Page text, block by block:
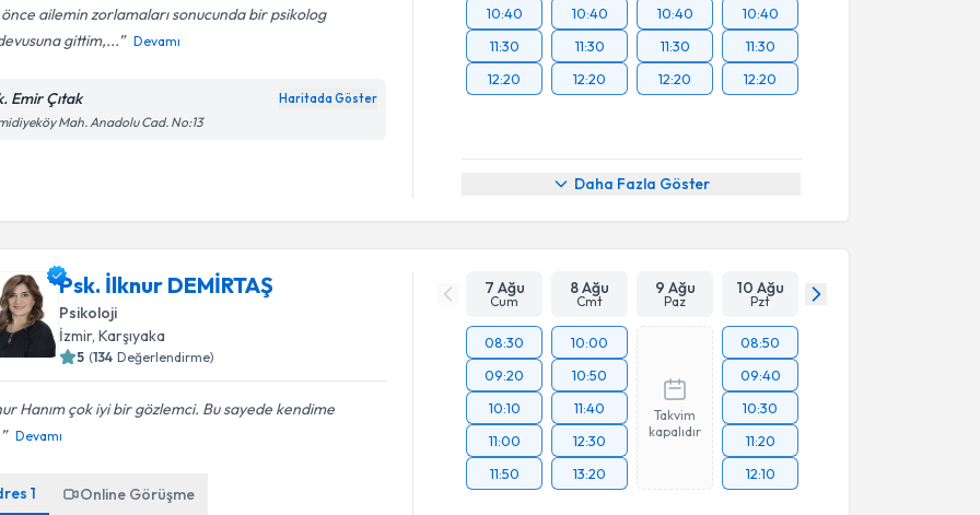
ailemin zorlamaları sonucunda bir psikolog
gittim,...
Devamı
Emir Çıtak Haritada Göster
Mah. Anadolu Cad. No:13
10:40
11:30
12:20
10:40
11:30
12:20
10:40
11:30
12:20
10:40
11:30
12:20
Daha Fazla Göster
Psk. İlknur DEMİRTAŞ
Psikoloji
İzmir, Karşıyaka
5 (134 Değerlendirme)
Hanım çok iyi bir gözlemci. Bu sayede kendime
Devamı
1 Online Görüşme
7 Ağu
Cum
8 Ağu
Cmt
9 Ağu
Paz
10 Ağu
Pzt
08:30
09:20
10:10
11:00
11:50
10:00
10:50
11:40
12:30
13:20
Takvim
kapalıdır
08:50
09:40
10:30
11:20
12:10